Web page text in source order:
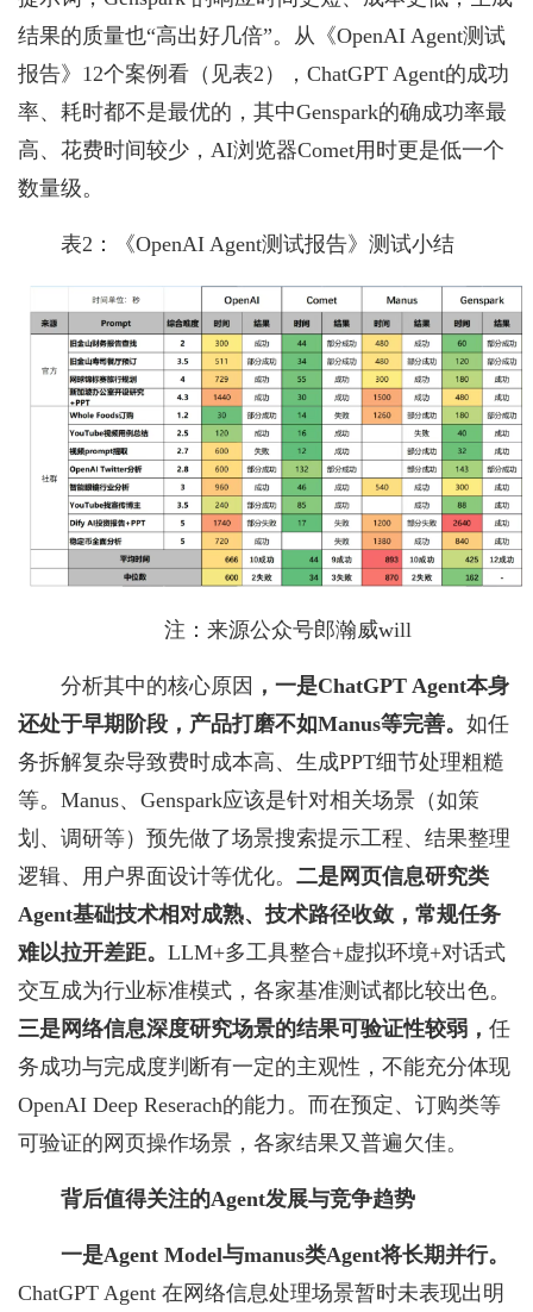
结果的质量也“高出好几倍”。从《OpenAI Agent测试
报告》12个案例看（见表2），ChatGPT Agent的成功
率、耗时都不是最优的，其中Genspark的确成功率最
高、花费时间较少，AI浏览器Comet用时更是低一个
数量级。
表2：《OpenAI Agent测试报告》测试小结
注：来源公众号郎瀚威will
分析其中的核心原因 ，一是ChatGPT Agent本身
还处于早期阶段，产品打磨不如Manus等完善。 如任
务拆解复杂导致费时成本高、生成PPT细节处理粗糙
等。Manus、Genspark应该是针对相关场景（如策
划、调研等）预先做了场景搜索提示工程、结果整理
逻辑、用户界面设计等优化。 二是网页信息研究类
Agent基础技术相对成熟、技术路径收敛，常规任务
难以拉开差距。 LLM+多工具整合+虚拟环境+对话式
交互成为行业标准模式，各家基准测试都比较出色。
三是网络信息深度研究场景的结果可验证性较弱， 任
务成功与完成度判断有一定的主观性，不能充分体现
OpenAI Deep Reserach的能力。而在预定、订购类等
可验证的网页操作场景，各家结果又普遍欠佳。
背后值得关注的Agent发展与竞争趋势
一是Agent Model与manus类Agent将长期并行。
ChatGPT Agent 在网络信息处理场景暂时未表现出明